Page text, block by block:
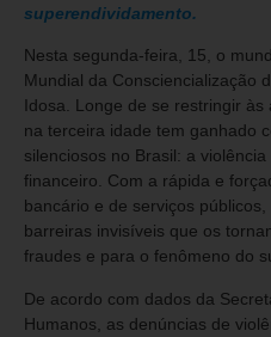
superendividamento.
Nesta segunda-feira, 15, o
Mundial da Consciencialização
Idosa. Longe de se restringir
na terceira idade tem ganhado
silenciosos no Brasil: a
financeiro. Com a rápida e
bancário e de serviços
barreiras invisíveis que os
fraudes e para o fenômeno do
De acordo com dados da
Humanos, as denúncias de